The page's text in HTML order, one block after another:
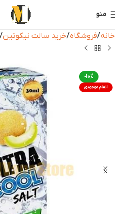
منو
خانه فروشگاه خرید سالت نیکوتین
-10%
اتمام موجودی